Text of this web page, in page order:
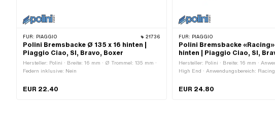
FÜR: PIAGGIO 21736
Polini Bremsbacke Ø 135 x 16 hinten |
Piaggio Ciao, SI, Bravo, Boxer
Hersteller: Polini · Breite: 16 mm · Ø Trommel: 135 mm ·
Federn inklusive: Nein
EUR 22.40
FÜR: PIAGGIO
Polini Bremsbacke «Racing»
hinten | Piaggio Ciao, SI,
Hersteller: Polini · Breite: 16 mm ·
High End · Anwendungsbereich: Racing
Federn inklusive: Nein · Farbe: blau ·
EUR 24.80